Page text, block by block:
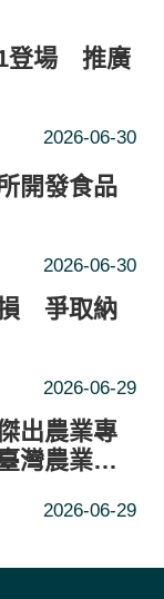
登場 推廣
2026-06-30
開發食品
2026-06-30
損 爭取納
2026-06-29
出農業專
灣農業
2026-06-29